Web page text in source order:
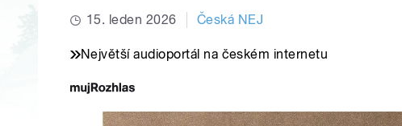
15. leden 2026 Česká NEJ
Největší audioportál na českém internetu